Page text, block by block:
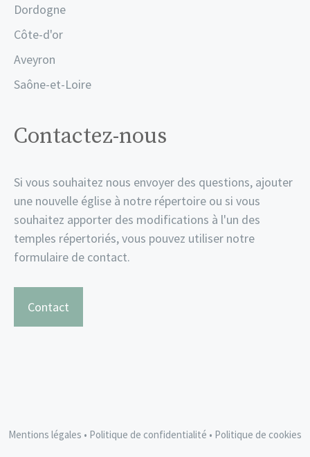
Dordogne
Côte-d'or
Aveyron
Saône-et-Loire
Contactez-nous
Si vous souhaitez nous envoyer des questions, ajouter
une nouvelle église à notre répertoire ou si vous
souhaitez apporter des modifications à l'un des
temples répertoriés, vous pouvez utiliser notre
formulaire de contact.
Contact
Mentions légales • Politique de confidentialité • Politique de cookies